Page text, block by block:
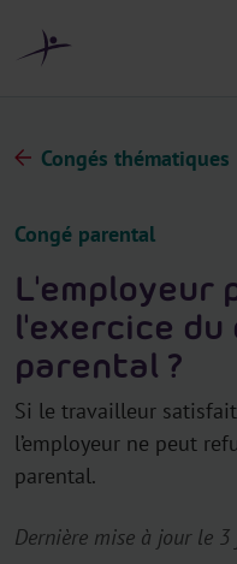
Congés thématiques
Congé parental
l'exercice du
parental ?
Si le travailleur
l’employeur ne peut
parental.
Dernière mise à jour le